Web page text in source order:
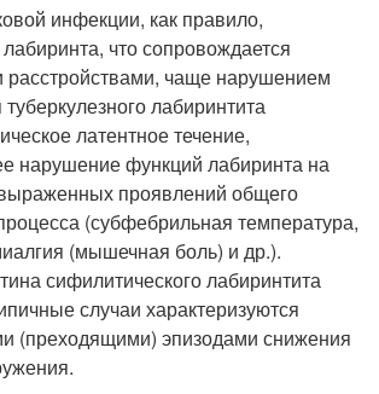
инфекции, как правило,
что сопровождается
расстройствами, чаще нарушением
лабиринтита
латентное течение,
нарушение функций лабиринта на
проявлений общего
(субфебрильная температура,
(мышечная боль) и др.).
сифилитического лабиринтита
случаи характеризуются
(преходящими) эпизодами снижения